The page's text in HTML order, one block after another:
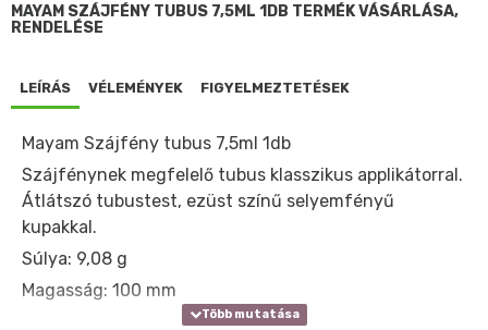
MAYAM SZÁJFÉNY TUBUS 7,5ML 1DB TERMÉK VÁSÁRLÁSA,
RENDELÉSE
LEÍRÁS VÉLEMÉNYEK FIGYELMEZTETÉSEK
Mayam Szájfény tubus 7,5ml 1db
Szájfénynek megfelelő tubus klasszikus applikátorral.
Átlátszó tubustest, ezüst színű selyemfényű
kupakkal.
Súlya: 9,08 g
Magasság: 100 mm